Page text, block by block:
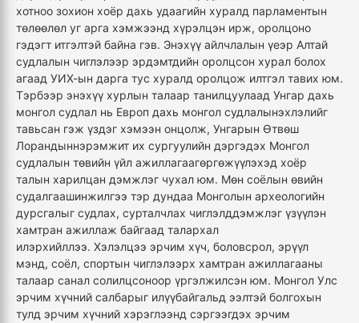
хотноо зохион хоёр дахь удаагийн хуралд парламентын
төлөөлөл уг арга хэмжээнд хүрэлцэн ирж, оролцоно
гэдэгт итгэлтэй байна гэв. Энэхүү айлчлалын үеэр Алтай
судлалын чиглэлээр эрдэмтдийн оролцсон хурал болох
агаад УИХ-ын дарга тус хуралд оролцож илтгэл тавих юм.
Тэрбээр энэхүү хурлын талаар танилцуулаад Унгар дахь
монгол судлал нь Европ дахь монгол судлалынэхлэлийг
тавьсан гэж үздэг хэмээн онцолж, Унгарын Өтвөш
Лорандыннэрэмжит их сургуулийн дэргэдэх Монгол
судлалын төвийн үйл ажиллагаагөргөжүүлэхэд хоёр
талын харилцан дэмжлэг чухал юм. Мөн соёлын өвийн
судалгаашинжилгээ тэр дундаа Монголын археологийн
дурсгалыг судлах, сурталчлах чиглэлддэмжлэг үзүүлэн
хамтран ажиллаж байгаад талархал
илэрхийллээ. Хэлэлцээ эрчим хүч, боловсрол, эрүүл
мэнд, соёл, спортын чиглэлээрх хамтран ажиллагааны
талаар санал солилцсоноор үргэлжилсэн юм. Монгол Улс
эрчим хүчний салбарыг илүүбайгальд ээлтэй болгохын
тулд эрчим хүчний хэрэглээнд сэргээгдэх эрчим